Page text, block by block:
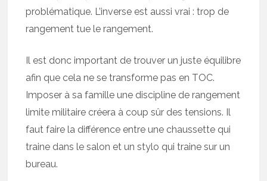
problématique. L’inverse est aussi vrai : trop de
rangement tue le rangement.
Il est donc important de trouver un juste équilibre
afin que cela ne se transforme pas en TOC.
Imposer à sa famille une discipline de rangement
limite militaire créera à coup sûr des tensions. Il
faut faire la différence entre une chaussette qui
traine dans le salon et un stylo qui traine sur un
bureau.